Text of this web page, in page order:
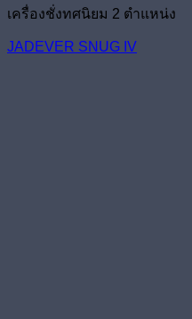
เครื่องชั่งทศนิยม 2 ตำแหน่ง
JADEVER SNUG IV